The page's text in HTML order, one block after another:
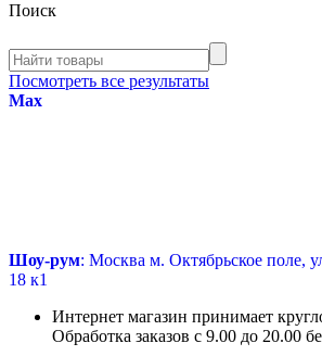
Поиск
Посмотреть все результаты
Max
Шоу-рум: Москва м. Октябрьское поле,
18 к1
Интернет магазин принимает
Обработка заказов с 9.00 до 20.00